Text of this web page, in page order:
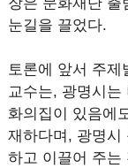
눈길을 끌었다.
토론에 앞서 주제
교수는, 광명시는
화의집이 있음에
재하다며, 광명시
하고 이끌어 주는